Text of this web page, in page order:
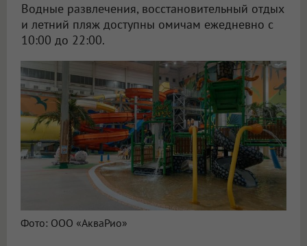
Водные развлечения, восстановительный отдых
и летний пляж доступны омичам ежедневно с
10:00 до 22:00.
Фото: ООО «АкваРио»